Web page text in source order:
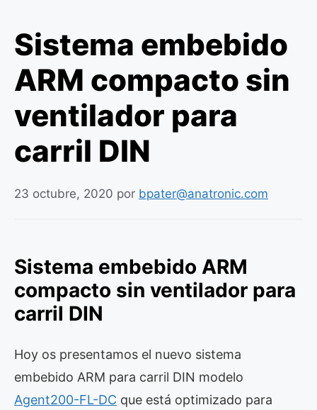
Sistema embebido
ARM compacto sin
ventilador para
carril DIN
23 octubre, 2020 por bpater@anatronic.com
Sistema embebido ARM
compacto sin ventilador para
carril DIN
Hoy os presentamos el nuevo sistema
embebido ARM para carril DIN modelo
Agent200-FL-DC que está optimizado para